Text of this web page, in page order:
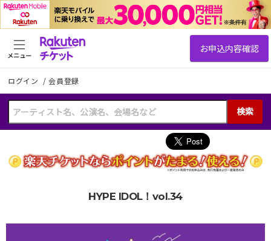
ログイン /会員登録
検索
メニュー
HYPE IDOL！vol.34